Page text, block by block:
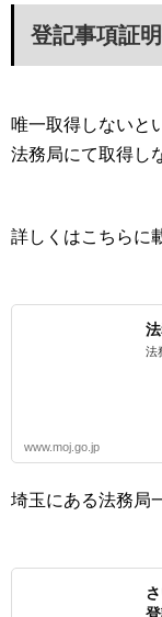
登記事項証
唯一取得しないと
法務局にて取得し
詳しくはこちらに
法
www.moj.go.jp
埼玉にある法務局